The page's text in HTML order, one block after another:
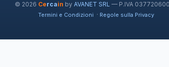
© 2026 Cercain by AVANET SRL — P.IVA
Termini e Condizioni · Regole sulla Privacy